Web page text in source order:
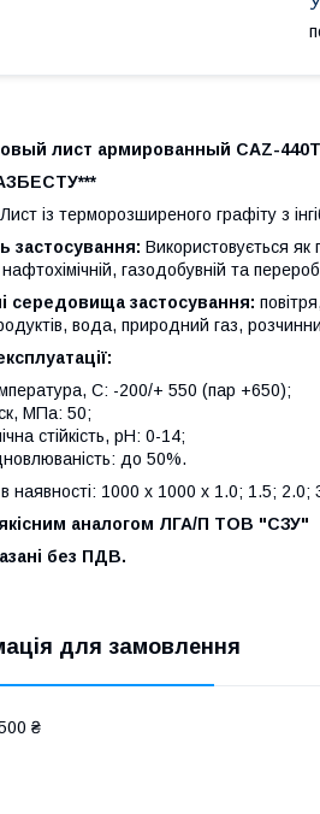
лист армированный CAZ-
Лист із терморозширеного графіту з
застосування: Використовується
нафтохімічній, газодобувній та
середовища застосування:
вода, природний газ,
С: -200/+ 550 (пар +650);
МПа: 50;
стійкість, рН: 0-14;
до 50%.
в наявності: 1000 x 1000 x 1.0; 1.5;
аналогом ЛГА/П ТОВ "СЗУ"
без ПДВ.
для замовлення
₴